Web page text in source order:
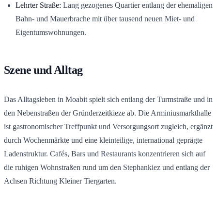
Lehrter Straße: Lang gezogenes Quartier entlang der ehemaligen
Bahn- und Mauerbrache mit über tausend neuen Miet- und
Eigentumswohnungen.
Szene und Alltag
Das Alltagsleben in Moabit spielt sich entlang der Turmstraße und in
den Nebenstraßen der Gründerzeitkieze ab. Die Arminiusmarkthalle
ist gastronomischer Treffpunkt und Versorgungsort zugleich, ergänzt
durch Wochenmärkte und eine kleinteilige, international geprägte
Ladenstruktur. Cafés, Bars und Restaurants konzentrieren sich auf
die ruhigen Wohnstraßen rund um den Stephankiez und entlang der
Achsen Richtung Kleiner Tiergarten.